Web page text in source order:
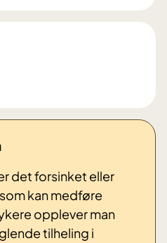
det forsinket eller
kan medføre
opplever man
tilheling i